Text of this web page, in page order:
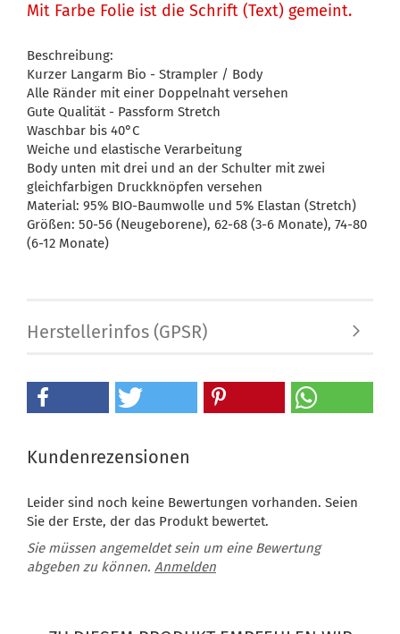
Mit Farbe Folie ist die Schrift (Text) gemeint.
Beschreibung:
Kurzer Langarm Bio - Strampler / Body
Alle Ränder mit einer Doppelnaht versehen
Gute Qualität - Passform Stretch
Waschbar bis 40°C
Weiche und elastische Verarbeitung
Body unten mit drei und an der Schulter mit zwei
gleichfarbigen Druckknöpfen versehen
Material: 95% BIO-Baumwolle und 5% Elastan (Stretch)
Größen: 50-56 (Neugeborene), 62-68 (3-6 Monate), 74-80
(6-12 Monate)
Herstellerinfos (GPSR)
Kundenrezensionen
Leider sind noch keine Bewertungen vorhanden. Seien
Sie der Erste, der das Produkt bewertet.
Sie müssen angemeldet sein um eine Bewertung
abgeben zu können. Anmelden